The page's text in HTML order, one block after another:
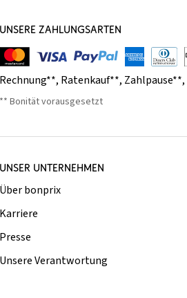
UNSERE ZAHLUNGSARTEN
Rechnung**, Ratenkauf**, Zahlpause**,
** Bonität vorausgesetzt
UNSER UNTERNEHMEN
Über bonprix
Karriere
Presse
Unsere Verantwortung